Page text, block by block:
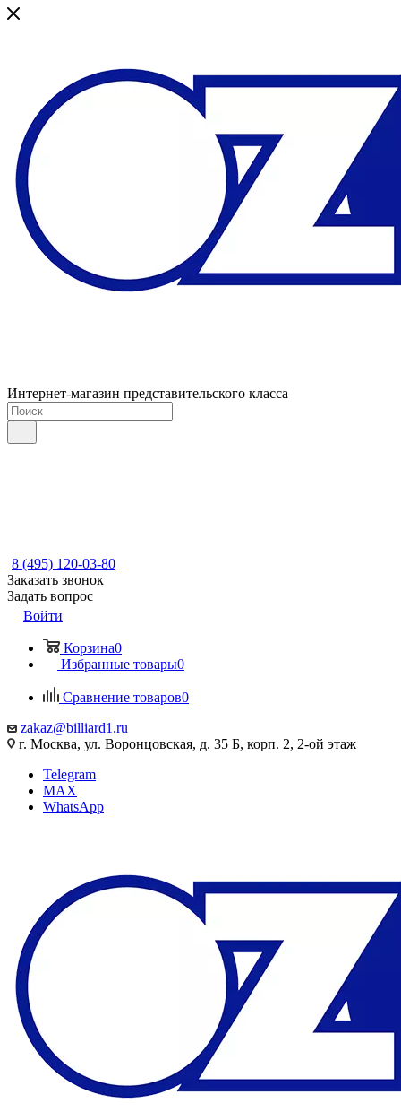
Интернет-магазин представительского класса
8 (495) 120-03-80
Заказать звонок
Задать вопрос
Войти
Корзина0
Избранные товары0
Сравнение товаров0
zakaz@billiard1.ru
г. Москва, ул. Воронцовская, д. 35 Б, корп. 2, 2-ой этаж
Telegram
MAX
WhatsApp